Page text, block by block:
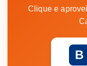
Clique e
B